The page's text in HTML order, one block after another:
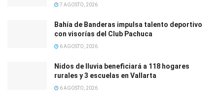
7 AGOSTO, 2026
Bahía de Banderas impulsa talento deportivo
con visorías del Club Pachuca
6 AGOSTO, 2026
Nidos de lluvia beneficiará a 118 hogares
rurales y 3 escuelas en Vallarta
6 AGOSTO, 2026